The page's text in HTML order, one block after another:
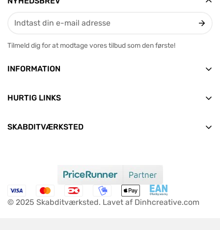
INFORMATION
9400 Nørresundby
Find os
HURTIG LINKS
FAQ
SKABDITVÆRKSTED
Tilmeld dig for at modtage vores tilbud som den første!
© 2025 Skabditværksted. Lavet af Dinhcreative.com